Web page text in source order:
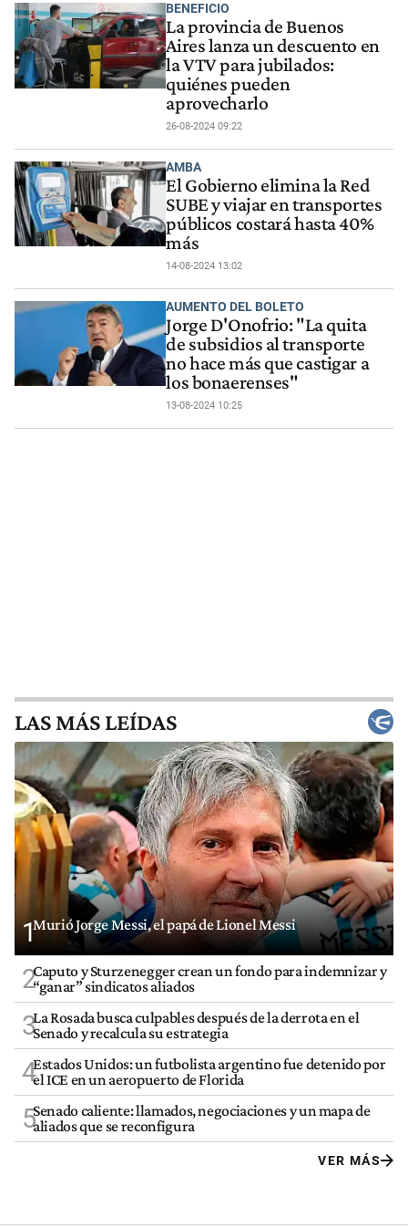
BENEFICIO
La provincia de Buenos
Aires lanza un descuento en
la VTV para jubilados:
quiénes pueden
aprovecharlo
26-08-2024 09:22
AMBA
El Gobierno elimina la Red
SUBE y viajar en transportes
públicos costará hasta 40%
más
14-08-2024 13:02
AUMENTO DEL BOLETO
Jorge D'Onofrio: "La quita
de subsidios al transporte
no hace más que castigar a
los bonaerenses"
13-08-2024 10:25
LAS MÁS LEÍDAS
1Murió Jorge Messi, el papá de Lionel Messi
2Caputo y Sturzenegger crean un fondo para indemnizar y
“ganar” sindicatos aliados
3La Rosada busca culpables después de la derrota en el
Senado y recalcula su estrategia
4Estados Unidos: un futbolista argentino fue detenido por
el ICE en un aeropuerto de Florida
5Senado caliente: llamados, negociaciones y un mapa de
aliados que se reconfigura
VER MÁS